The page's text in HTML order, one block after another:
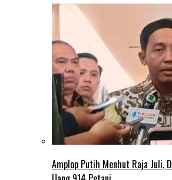
Amplop Putih Menhut Raja Juli,